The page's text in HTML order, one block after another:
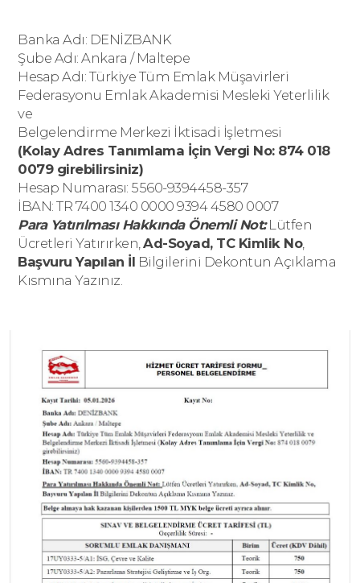
Banka Adı: DENİZBANK
Şube Adı: Ankara / Maltepe
Hesap Adı: Türkiye Tüm Emlak Müşavirleri
Federasyonu Emlak Akademisi Mesleki Yeterlilik
ve
Belgelendirme Merkezi İktisadi İşletmesi
(Kolay Adres Tanımlama İçin Vergi No: 874 018
0079 girebilirsiniz)
Hesap Numarası: 5560-9394458-357
İBAN: TR 7400 1340 0000 9394 4580 0007
Para Yatırılması Hakkında Önemli Not:Lütfen
Ücretleri Yatırırken,Ad-Soyad, TC Kimlik No,
Başvuru Yapılan İl Bilgilerini Dekontun Açıklama
Kısmına Yazınız.